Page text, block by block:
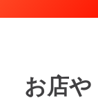
お店や